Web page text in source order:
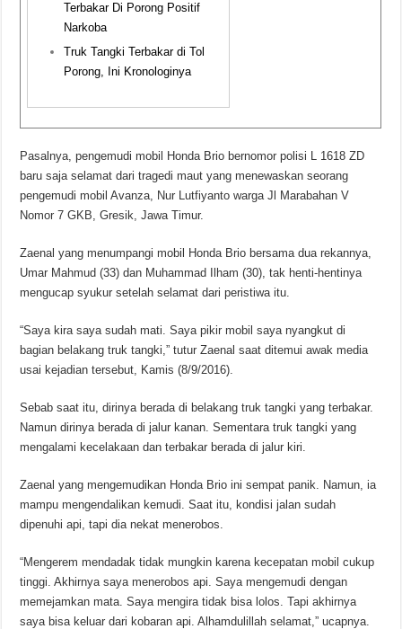
Terbakar Di Porong Positif
Narkoba
Truk Tangki Terbakar di Tol
Porong, Ini Kronologinya
Pasalnya, pengemudi mobil Honda Brio bernomor polisi L 1618 ZD
baru saja selamat dari tragedi maut yang menewaskan seorang
pengemudi mobil Avanza, Nur Lutfiyanto warga Jl Marabahan V
Nomor 7 GKB, Gresik, Jawa Timur.
Zaenal yang menumpangi mobil Honda Brio bersama dua rekannya,
Umar Mahmud (33) dan Muhammad Ilham (30), tak henti-hentinya
mengucap syukur setelah selamat dari peristiwa itu.
“Saya kira saya sudah mati. Saya pikir mobil saya nyangkut di
bagian belakang truk tangki,” tutur Zaenal saat ditemui awak media
usai kejadian tersebut, Kamis (8/9/2016).
Sebab saat itu, dirinya berada di belakang truk tangki yang terbakar.
Namun dirinya berada di jalur kanan. Sementara truk tangki yang
mengalami kecelakaan dan terbakar berada di jalur kiri.
Zaenal yang mengemudikan Honda Brio ini sempat panik. Namun, ia
mampu mengendalikan kemudi. Saat itu, kondisi jalan sudah
dipenuhi api, tapi dia nekat menerobos.
“Mengerem mendadak tidak mungkin karena kecepatan mobil cukup
tinggi. Akhirnya saya menerobos api. Saya mengemudi dengan
memejamkan mata. Saya mengira tidak bisa lolos. Tapi akhirnya
saya bisa keluar dari kobaran api. Alhamdulillah selamat,” ucapnya.